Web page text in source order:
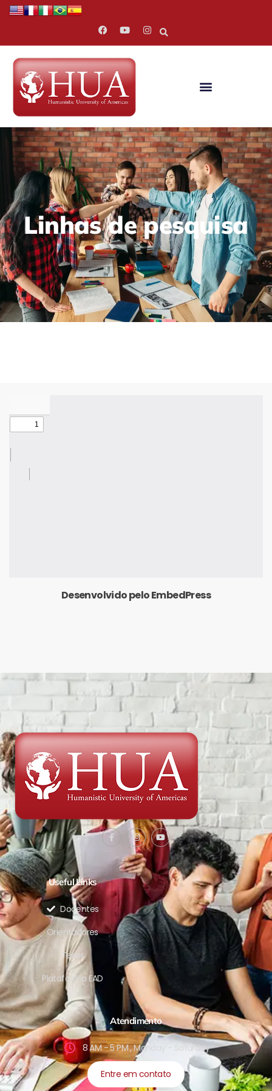
Linhas de pesquisa
Desenvolvido pelo EmbedPress
Useful Links
Docentes
Orientadores
Teses
Plataforma EAD
Atendimento
8 AM - 5 PM , Monday - Saturday
Entre em contato